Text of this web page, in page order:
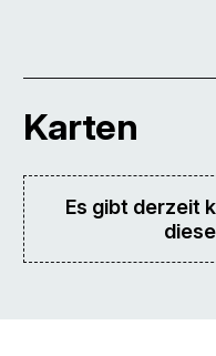
Karten
Es gibt derzeit